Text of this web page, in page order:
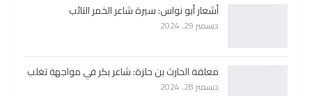
أشعار أبو نواس: سيرة شاعر الخمر التائب
ديسمبر 29, 2024
معلقة الحارث بن حلزة: شاعر بكر في مواجهة تغلب
ديسمبر 28, 2024